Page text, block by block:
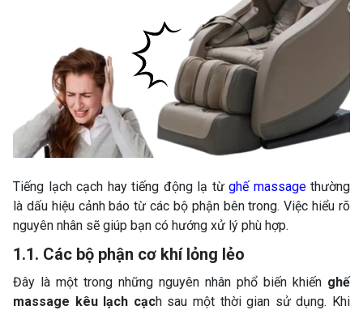
Tiếng lạch cạch hay tiếng động lạ từ ghế massagethường
là dấu hiệu cảnh báo từ các bộ phận bên trong. Việc hiểu rõ
nguyên nhân sẽ giúp bạn có hướng xử lý phù hợp.
1.1. Các bộ phận cơ khí lỏng lẻo
Đây là một trong những nguyên nhân phổ biến khiến ghế
massage kêu lạch cạch sau một thời gian sử dụng. Khi